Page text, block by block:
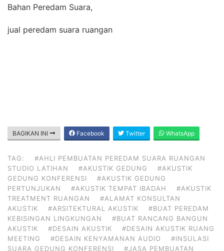
Bahan Peredam Suara,
jual peredam suara ruangan
BAGIKAN INI Facebook Twitter WhatsApp
TAG:
#AHLI PEMBUATAN PEREDAM SUARA RUANGAN
STUDIO LATIHAN
#AKUSTIK GEDUNG
#AKUSTIK
GEDUNG KONFERENSI
#AKUSTIK GEDUNG
PERTUNJUKAN
#AKUSTIK TEMPAT IBADAH
#AKUSTIK
TREATMENT RUANGAN
#ALAMAT KONSULTAN
AKUSTIK
#ARSITEKTURAL AKUSTIK
#BUAT PEREDAM
KEBISINGAN LINGKUNGAN
#BUAT RANCANG BANGUN
AKUSTIK
#DESAIN AKUSTIK
#DESAIN AKUSTIK RUANG
MEETING
#DESAIN KENYAMANAN AUDIO
#INSULASI
SUARA GEDUNG KONFERENSI
#JASA PEMBUATAN